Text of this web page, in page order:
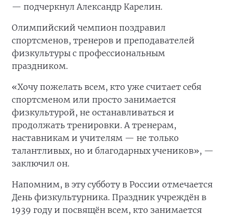
— подчеркнул Александр Карелин.
Олимпийский чемпион поздравил
спортсменов, тренеров и преподавателей
физкультуры с профессиональным
праздником.
«Хочу пожелать всем, кто уже считает себя
спортсменом или просто занимается
физкультурой, не останавливаться и
продолжать тренировки. А тренерам,
наставникам и учителям — не только
талантливых, но и благодарных учеников», —
заключил он.
Напомним, в эту субботу в России отмечается
День физкультурника. Праздник учреждён в
1939 году и посвящён всем, кто занимается